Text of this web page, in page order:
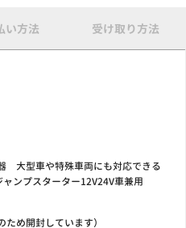
い方法 受け取り方法
大型車や特殊車両にも対応できる
ンプスターター12V24V車兼用
め開封しています）